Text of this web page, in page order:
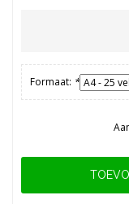
Formaat: *